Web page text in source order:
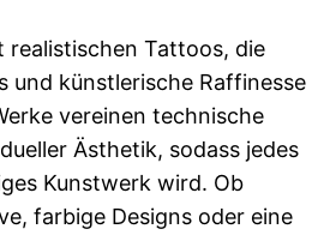
realistischen Tattoos, die
und künstlerische Raffinesse
vereinen technische
Ästhetik, sodass jedes
Kunstwerk wird. Ob
farbige Designs oder eine